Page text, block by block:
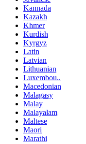
Kannada
Kazakh
Khmer
Kurdish
Kyrgyz
Latin
Latvian
Lithuanian
Luxembou..
Macedonian
Malagasy
Malay
Malayalam
Maltese
Maori
Marathi